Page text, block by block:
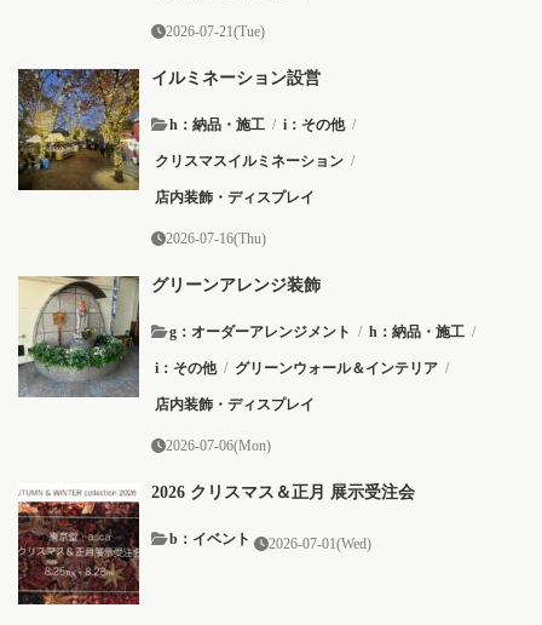
2026-07-21(Tue)
イルミネーション設営
h：納品・施工 / i：その他 /
クリスマスイルミネーション /
店内装飾・ディスプレイ
2026-07-16(Thu)
グリーンアレンジ装飾
g：オーダーアレンジメント / h：納品・施工 /
i：その他 / グリーンウォール＆インテリア /
店内装飾・ディスプレイ
2026-07-06(Mon)
2026 クリスマス＆正月 展示受注会
b：イベント 2026-07-01(Wed)